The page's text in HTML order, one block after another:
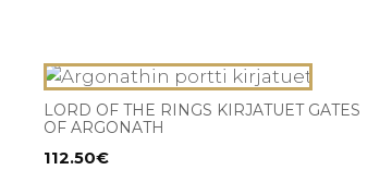
LORD OF THE RINGS KIRJATUET GATES
OF ARGONATH
112.50€